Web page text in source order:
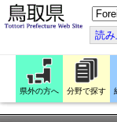
こ
の
ペ
ー
ジ
翻
訳
す
る
読
県外の方へ 分野で探す